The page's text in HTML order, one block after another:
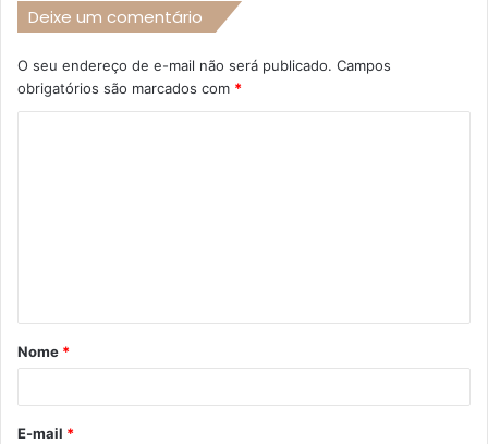
Deixe um comentário
O seu endereço de e-mail não será publicado. Campos
obrigatórios são marcados com *
á
r
Nome *
E-mail *